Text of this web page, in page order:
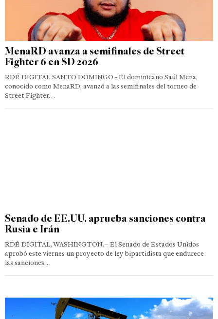
MenaRD avanza a semifinales de Street
Fighter 6 en SD 2026
RDÉ DIGITAL SANTO DOMINGO.- El dominicano Saúl Mena,
conocido como MenaRD, avanzó a las semifinales del torneo de
Street Fighter…
Senado de EE.UU. aprueba sanciones contra
Rusia e Irán
RDÉ DIGITAL, WASHINGTON.– El Senado de Estados Unidos
aprobó este viernes un proyecto de ley bipartidista que endurece
las sanciones…